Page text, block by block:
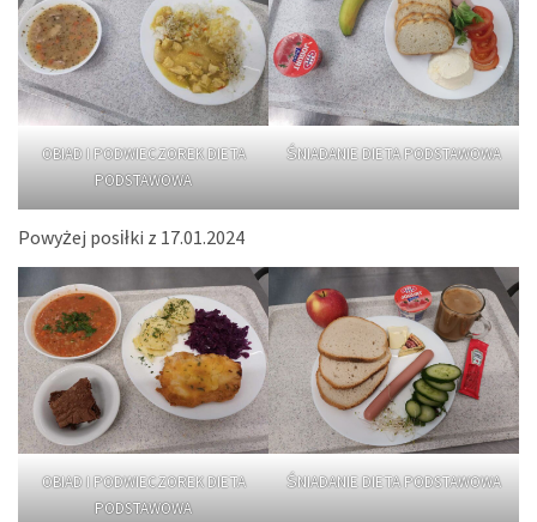
OBIAD I PODWIECZOREK DIETA
PODSTAWOWA
ŚNIADANIE DIETA PODSTAWOWA
Powyżej posiłki z 17.01.2024
OBIAD I PODWIECZOREK DIETA
PODSTAWOWA
ŚNIADANIE DIETA PODSTAWOWA